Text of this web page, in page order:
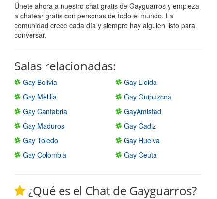
Únete ahora a nuestro chat gratis de Gayguarros y empieza
a chatear gratis con personas de todo el mundo. La
comunidad crece cada día y siempre hay alguien listo para
conversar.
Salas relacionadas:
Gay Bolivia
Gay Lleida
Gay Melilla
Gay Guipuzcoa
Gay Cantabria
GayAmistad
Gay Maduros
Gay Cadiz
Gay Toledo
Gay Huelva
Gay Colombia
Gay Ceuta
¿Qué es el Chat de Gayguarros?